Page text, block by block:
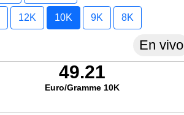
12K 10K 9K 8K
En vivo
49.21
Euro/Gramme 10K